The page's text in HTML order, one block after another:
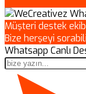
Müşteri destek
Bize herşeyi
Whatsapp Canlı